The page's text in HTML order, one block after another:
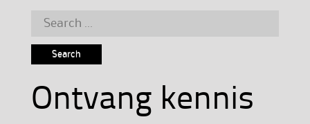
Search
Ontvang kennis